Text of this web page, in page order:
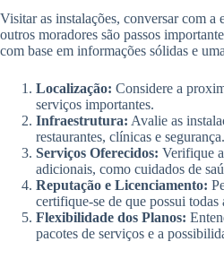
Visitar as instalações, conversar com a
outros moradores são passos
com base em informações sólidas e
Localização: Considere a
serviços importantes.
Infraestrutura: Avalie as
restaurantes, clínicas e segurança.
Serviços Oferecidos: Verifique
adicionais, como cuidados de
Reputação e Licenciamento:
certifique-se de que possui todas
Flexibilidade dos Planos:
pacotes de serviços e a